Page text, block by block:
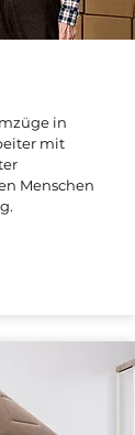
in
mit
Menschen